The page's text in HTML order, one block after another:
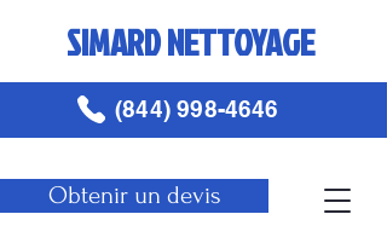
SIMARD NETTOYAGE
Obtenir un devis
(844) 998-4646